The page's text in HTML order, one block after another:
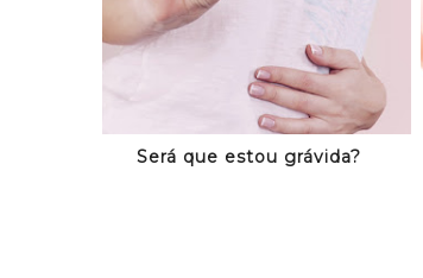
Será que estou grávida?